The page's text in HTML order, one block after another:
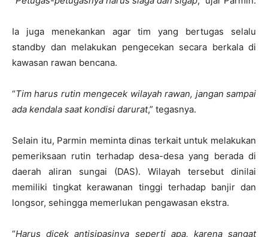
Ia juga menekankan agar tim yang bertugas selalu
standby dan melakukan pengecekan secara berkala di
kawasan rawan bencana.
“Tim harus rutin mengecek wilayah rawan, jangan sampai
ada kendala saat kondisi darurat,” tegasnya.
Selain itu, Parmin meminta dinas terkait untuk melakukan
pemeriksaan rutin terhadap desa-desa yang berada di
daerah aliran sungai (DAS). Wilayah tersebut dinilai
memiliki tingkat kerawanan tinggi terhadap banjir dan
longsor, sehingga memerlukan pengawasan ekstra.
“Harus dicek antisipasinya seperti apa, karena sangat